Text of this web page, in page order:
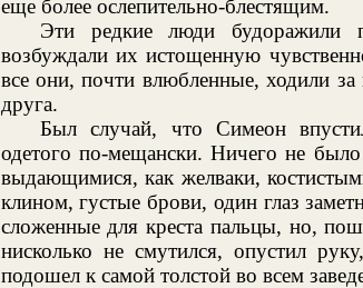
еще более ослепительно-блестящим.
Эти редкие люди будоражили
возбуждали их истощенную
все они, почти влюбленные, ходили
друга.
Был случай, что Симеон
одетого по-мещански. Ничего не
выдающимися, как желваки,
клином, густые брови, один глаз
сложенные для креста пальцы, но,
нисколько не смутился, опустил
подошел к самой толстой во всем